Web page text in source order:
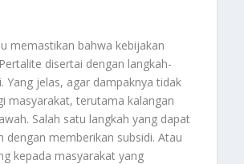
memastikan bahwa kebijakan
disertai dengan langkah-
Yang jelas, agar dampaknya tidak
masyarakat, terutama kalangan
Salah satu langkah yang dapat
dengan memberikan subsidi. Atau
kepada masyarakat yang